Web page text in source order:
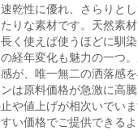
乾性に優れ、さらりと
りな素材です。天然素
く使えば使うほどに馴
経年変化も魅力の一つ
が、唯一無二の洒落感を
は原料価格が急激に高
や値上げが相次いでい
い価格でご提供できる